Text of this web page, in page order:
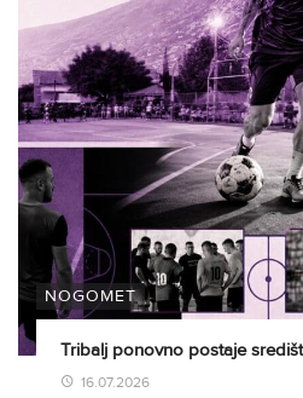
NOGOMET
Tribalj ponovno postaje
16.07.2026